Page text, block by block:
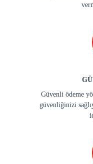
Güvenli ödeme
güvenliğinizi